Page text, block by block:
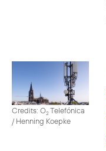
Credits: O2Telefónica
/ Henning Koepke